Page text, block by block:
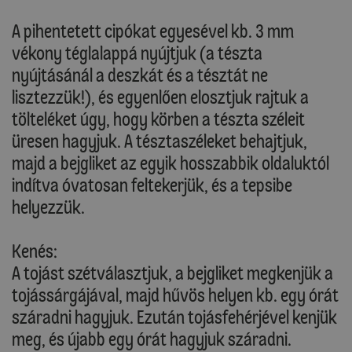
A pihentetett cipókat egyesével kb. 3 mm
vékony téglalappá nyújtjuk (a tészta
nyújtásánál a deszkát és a tésztát ne
lisztezzük!), és egyenlően elosztjuk rajtuk a
tölteléket úgy, hogy körben a tészta széleit
üresen hagyjuk. A tésztaszéleket behajtjuk,
majd a bejgliket az egyik hosszabbik oldaluktól
indítva óvatosan feltekerjük, és a tepsibe
helyezzük.
Kenés:
A tojást szétválasztjuk, a bejgliket megkenjük a
tojássárgájával, majd hűvös helyen kb. egy órát
száradni hagyjuk. Ezután tojásfehérjével kenjük
meg, és újabb egy órát hagyjuk száradni.